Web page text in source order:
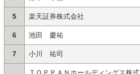
5 楽天証券株式会社
6 池田 慶祐
7 小川 祐司